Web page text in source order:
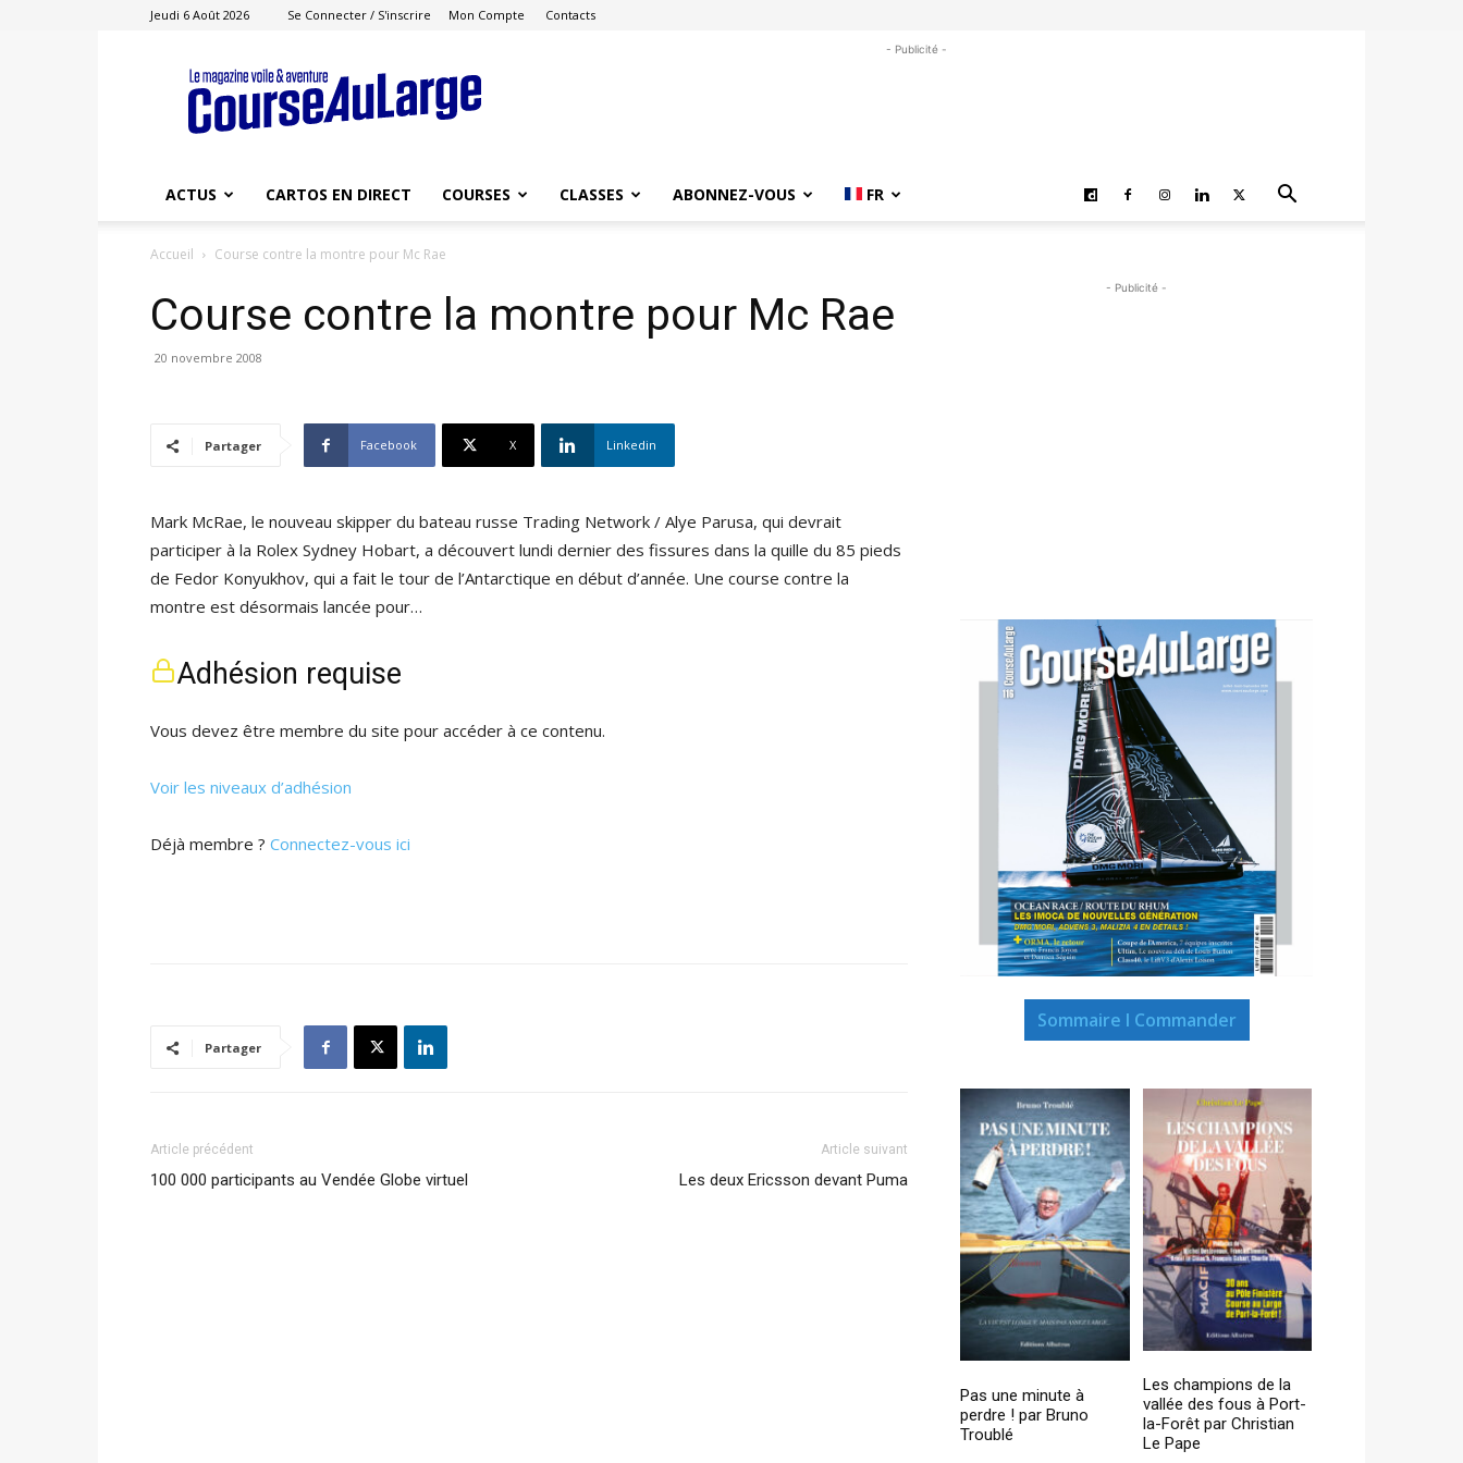
Jeudi 6 Août 2026 Se Connecter / S'inscrire Mon Compte Contacts
Course
au
Large
- Publicité -
ACTUS CARTOS EN DIRECT COURSES CLASSES ABONNEZ-VOUS FR
Accueil Course contre la montre pour Mc Rae
Course contre la montre pour Mc Rae
20 novembre 2008
Partager Facebook X Linkedin
Mark McRae, le nouveau skipper du bateau russe Trading Network / Alye Parusa, qui devrait
participer à la Rolex Sydney Hobart, a découvert lundi dernier des fissures dans la quille du 85 pieds
de Fedor Konyukhov, qui a fait le tour de l’Antarctique en début d’année. Une course contre la
montre est désormais lancée pour…
Adhésion requise
Vous devez être membre du site pour accéder à ce contenu.
Voir les niveaux d’adhésion
Déjà membre ? Connectez-vous ici
Partager
Article précédent
100 000 participants au Vendée Globe virtuel
Article suivant
Les deux Ericsson devant Puma
- Publicité -
Sommaire I Commander
Pas une minute à
perdre ! par Bruno
Troublé
Les champions de la
vallée des fous à Port-
la-Forêt par Christian
Le Pape